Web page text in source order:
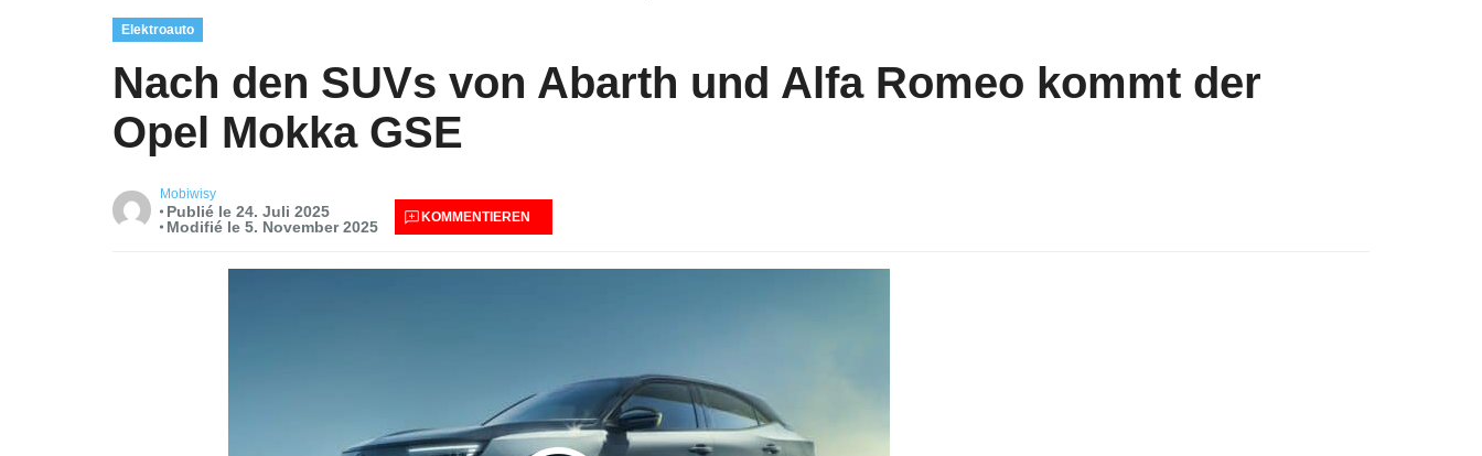
Elektroauto
Nach den SUVs von Abarth und Alfa Romeo kommt der
Opel Mokka GSE
Mobiwisy
Publié le 24. Juli 2025
Modifié le 5. November 2025
KOMMENTIEREN